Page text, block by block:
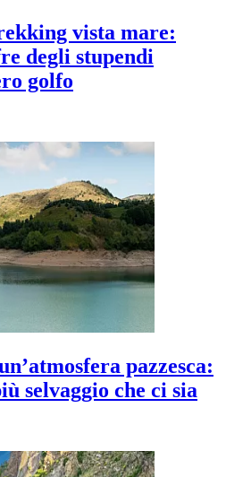
vista mare:
degli stupendi
golfo
pazzesca:
selvaggio che ci sia